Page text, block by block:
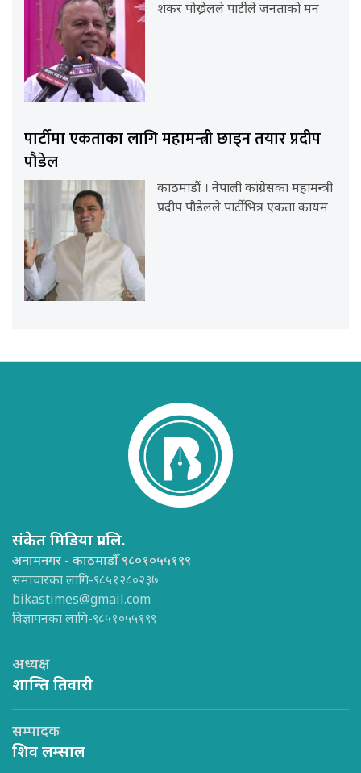
शंकर पोख्रेलले पार्टीले जनताको मन
पार्टीमा एकताका लागि महामन्त्री छाड्न तयार प्रदीप
पौडेल
काठमाडौं । नेपाली कांग्रेसका महामन्त्री
प्रदीप पौडेलले पार्टीभित्र एकता कायम
संकेत मिडिया प्रा.लि.
अनामनगर - काठमाडौँ ९८०१०५५१९९
समाचारका लागि-९८५१२८०२३७
bikastimes@gmail.com
विज्ञापनका लागि-९८५१०५५१९९
अध्यक्ष
शान्ति तिवारी
सम्पादक
शिव लम्साल